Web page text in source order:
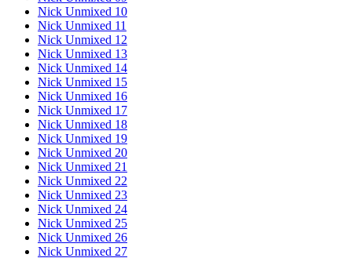
Nick Unmixed 10
Nick Unmixed 11
Nick Unmixed 12
Nick Unmixed 13
Nick Unmixed 14
Nick Unmixed 15
Nick Unmixed 16
Nick Unmixed 17
Nick Unmixed 18
Nick Unmixed 19
Nick Unmixed 20
Nick Unmixed 21
Nick Unmixed 22
Nick Unmixed 23
Nick Unmixed 24
Nick Unmixed 25
Nick Unmixed 26
Nick Unmixed 27